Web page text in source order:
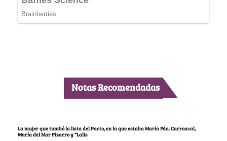
Notas Recomendadas
La mujer que tumbó la lista del Pacto, en la que estaba María Fda. Carrascal,
María del Mar Pizarro y “Lalis